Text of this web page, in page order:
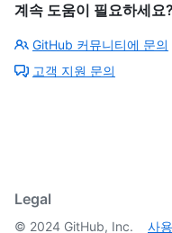
계속 도움이 필요하세요?
GitHub 커뮤니티에 문의
고객 지원 문의
Legal
© 2024 GitHub, Inc. 사